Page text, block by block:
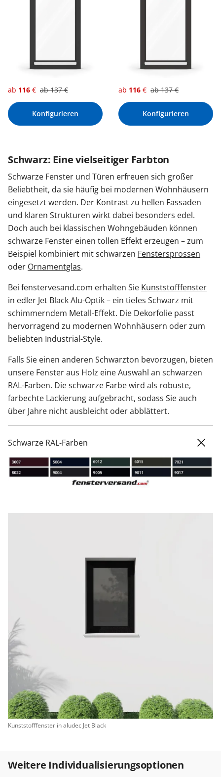
ab 116 € ab137€
Konfigurieren
ab 116 € ab137€
Konfigurieren
Schwarz: Eine vielseitiger Farbton
Schwarze Fenster und Türen erfreuen sich großer
Beliebtheit, da sie häufig bei modernen Wohnhäusern
eingesetzt werden. Der Kontrast zu hellen Fassaden
und klaren Strukturen wirkt dabei besonders edel.
Doch auch bei klassischen Wohngebäuden können
schwarze Fenster einen tollen Effekt erzeugen – zum
Beispiel kombiniert mit schwarzen Fenstersprossen
oder Ornamentglas.
Bei fenstervesand.com erhalten Sie Kunststofffenster
in edler Jet Black Alu-Optik – ein tiefes Schwarz mit
schimmerndem Metall-Effekt. Die Dekorfolie passt
hervorragend zu modernen Wohnhäusern oder zum
beliebten Industrial-Style.
Falls Sie einen anderen Schwarzton bevorzugen, bieten
unsere Fenster aus Holz eine Auswahl an schwarzen
RAL-Farben. Die schwarze Farbe wird als robuste,
farbechte Lackierung aufgebracht, sodass Sie auch
über Jahre nicht ausbleicht oder abblättert.
Schwarze RAL-Farben
Kunststofffenster in aludec Jet Black
Weitere Individualisierungsoptionen